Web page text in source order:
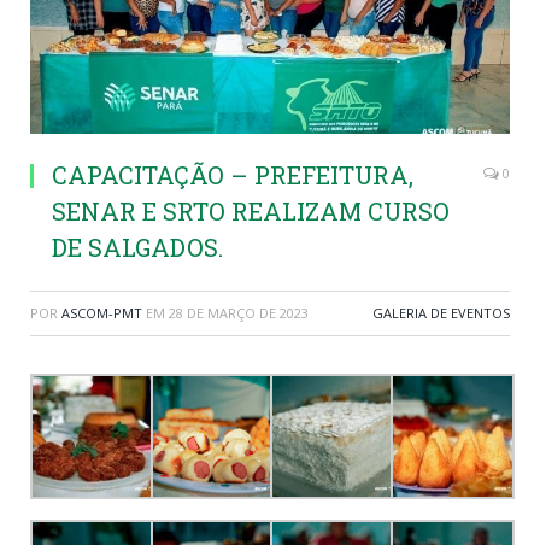
CAPACITAÇÃO – PREFEITURA,
SENAR E SRTO REALIZAM CURSO
DE SALGADOS.
0
POR ASCOM-PMT EM 28 DE MARÇO DE 2023 GALERIA DE EVENTOS